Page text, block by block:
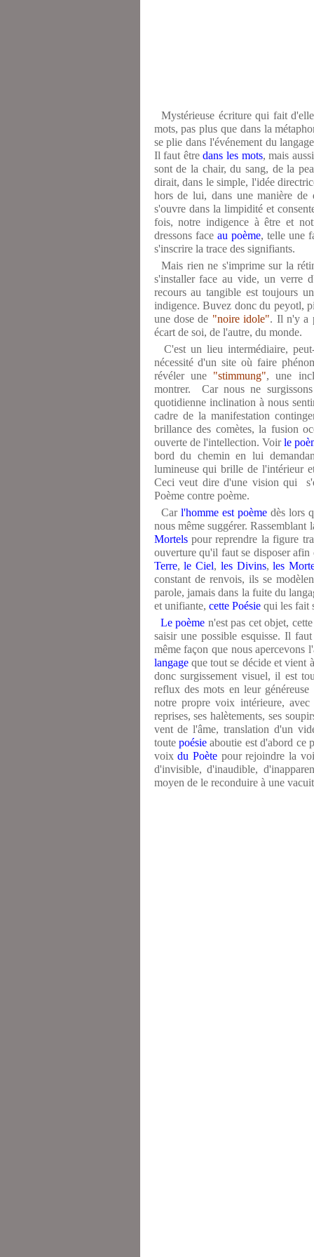
Mystérieuse écriture qui fait
mots, pas plus que dans la
se plie dans l'événement du
Il faut êtredans les mots, mais
sont de la chair, du sang, de la
dirait, dans le simple, l'idée
hors de lui, dans une manière de
s'ouvre dans la limpidité et
fois, notre indigence à être et
dressons face au poème, telle une
s'inscrire la trace des signifiants.
Mais rien ne s'imprime sur la
s'installer face au vide, un verre
recours au tangible est toujours
indigence. Buvez donc du peyotl,
une dose de "noire idole". Il n'y a
écart de soi, de l'autre, du monde.
C'est un lieu intermédiaire,
nécessité d'un site où faire
révéler une "stimmung", une
montrer. Car nous ne
quotidienne inclination à nous
cadre de la manifestation
brillance des comètes, la fusion
ouverte de l'intellection. Voirle
bord du chemin en lui
lumineuse qui brille de l'intérieur
Ceci veut dire d'une vision qui
Poème contre poème.
Car l'homme est poèmedès lors
nous même suggérer. Rassemblant
Mortelspour reprendre la figure
ouverture qu'il faut se disposer
Terre,le Ciel, les Divins,les
constant de renvois, ils se
parole, jamais dans la fuite du
et unifiante, cette Poésiequi les fait
Le poème n'est pas cet objet,
saisir une possible esquisse. Il
même façon que nous
langageque tout se décide et vient
donc surgissement visuel, il est
reflux des mots en leur
notre propre voix intérieure, avec
reprises, ses halètements, ses
vent de l'âme, translation d'un
toute poésieaboutie est d'abord ce
voixdu Poètepour rejoindre la
d'invisible, d'inaudible,
moyen de le reconduire à une